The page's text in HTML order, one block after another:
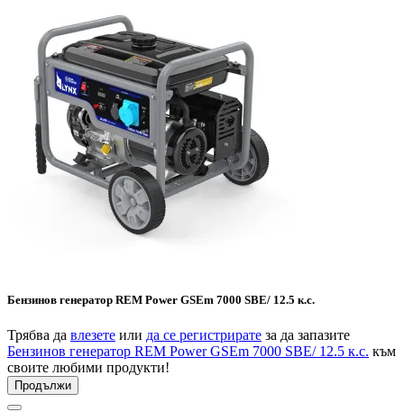
Бензинов генератор REM Power GSEm 7000 SBE/ 12.5 к.с.
Трябва да влезете или да се регистрирате за да запазите
Бензинов генератор REM Power GSEm 7000 SBE/ 12.5 к.с. към
своите любими продукти!
Продължи